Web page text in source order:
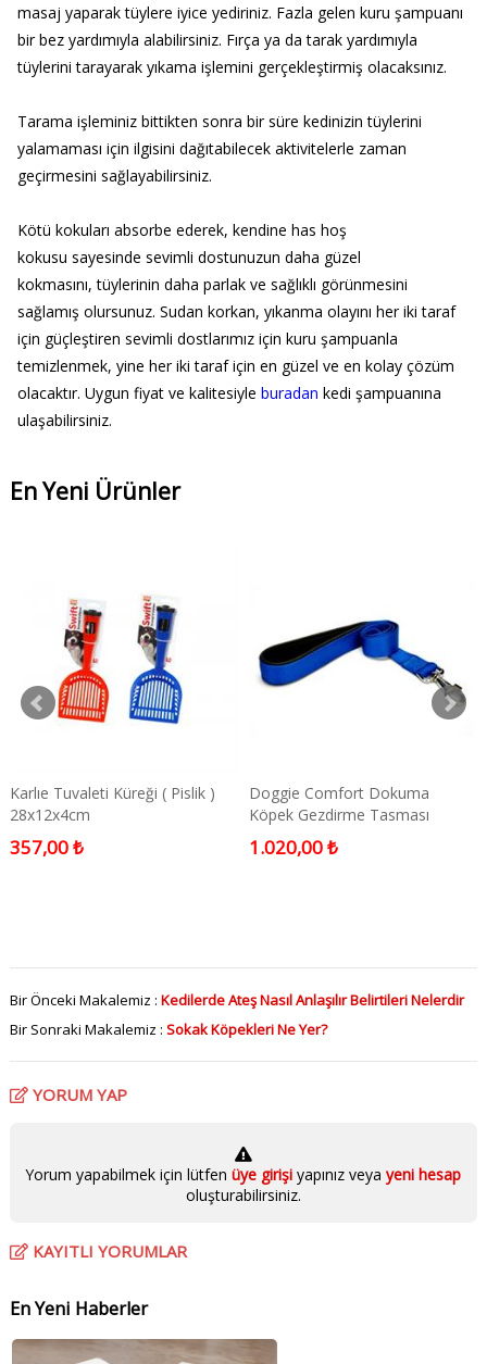
masaj yaparak tüylere iyice yediriniz. Fazla gelen kuru şampuanı
bir bez yardımıyla alabilirsiniz. Fırça ya da tarak yardımıyla
tüylerini tarayarak yıkama işlemini gerçekleştirmiş olacaksınız.
Tarama işleminiz bittikten sonra bir süre kedinizin tüylerini
yalamaması için ilgisini dağıtabilecek aktivitelerle zaman
geçirmesini sağlayabilirsiniz.
Kötü kokuları absorbe ederek, kendine has hoş
kokusu sayesinde sevimli dostunuzun daha güzel
kokmasını, tüylerinin daha parlak ve sağlıklı görünmesini
sağlamış olursunuz. Sudan korkan, yıkanma olayını her iki taraf
için güçleştiren sevimli dostlarımız için kuru şampuanla
temizlenmek, yine her iki taraf için en güzel ve en kolay çözüm
olacaktır. Uygun fiyat ve kalitesiyle buradan kedi şampuanına
ulaşabilirsiniz.
En Yeni Ürünler
Karlıe Tuvaleti Küreği ( Pislik )
28x12x4cm
357,00 ₺
Doggie Comfort Dokuma
Köpek Gezdirme Tasması
Medium Mavi 3x100 Cm
1.020,00 ₺
Bir Önceki Makalemiz : Kedilerde Ateş Nasıl Anlaşılır Belirtileri Nelerdir
Bir Sonraki Makalemiz : Sokak Köpekleri Ne Yer?
YORUM YAP
Yorum yapabilmek için lütfenüye girişiyapınız veya yeni hesap
oluşturabilirsiniz.
KAYITLI YORUMLAR
En Yeni Haberler